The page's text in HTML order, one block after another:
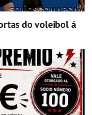
do voleibol á